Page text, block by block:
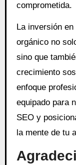
comprometida.
La inversión
orgánico no
sino que
crecimiento
enfoque
equipado para
SEO y
la mente de tu